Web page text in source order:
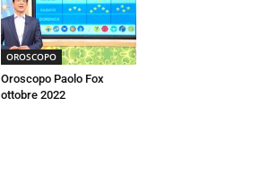
OROSCOPO
Oroscopo Paolo Fox
ottobre 2022